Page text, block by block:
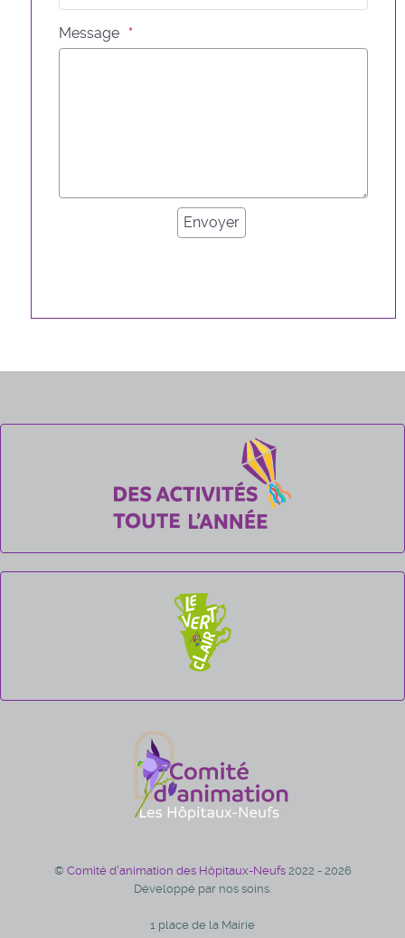
Message
© Comité d'animation des Hôpitaux-Neufs 2022 - 2026
Développé par nos soins.
1 place de la Mairie